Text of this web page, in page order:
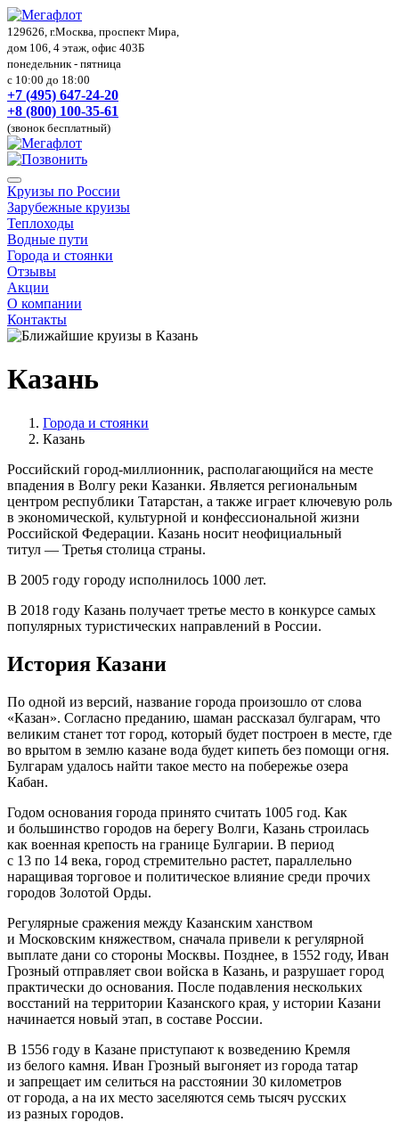
129626, г.Москва, проспект Мира,
дом 106, 4 этаж, офис 403Б
понедельник - пятница
с 10:00 до 18:00
+7 (495) 647-24-20
+8 (800) 100-35-61
(звонок бесплатный)
Круизы по России
Зарубежные круизы
Теплоходы
Водные пути
Города и стоянки
Отзывы
Акции
О компании
Контакты
Казань
Города и стоянки
Казань
Российский город-миллионник, располагающийся на месте
впадения в Волгу реки Казанки. Является региональным
центром республики Татарстан, а также играет ключевую роль
в экономической, культурной и конфессиональной жизни
Российской Федерации. Казань носит неофициальный
титул — Третья столица страны.
В 2005 году городу исполнилось 1000 лет.
В 2018 году Казань получает третье место в конкурсе самых
популярных туристических направлений в России.
История Казани
По одной из версий, название города произошло от слова
«Казан». Согласно преданию, шаман рассказал булгарам, что
великим станет тот город, который будет построен в месте, где
во врытом в землю казане вода будет кипеть без помощи огня.
Булгарам удалось найти такое место на побережье озера
Кабан.
Годом основания города принято считать 1005 год. Как
и большинство городов на берегу Волги, Казань строилась
как военная крепость на границе Булгарии. В период
с 13 по 14 века, город стремительно растет, параллельно
наращивая торговое и политическое влияние среди прочих
городов Золотой Орды.
Регулярные сражения между Казанским ханством
и Московским княжеством, сначала привели к регулярной
выплате дани со стороны Москвы. Позднее, в 1552 году, Иван
Грозный отправляет свои войска в Казань, и разрушает город
практически до основания. После подавления нескольких
восстаний на территории Казанского края, у истории Казани
начинается новый этап, в составе России.
В 1556 году в Казане приступают к возведению Кремля
из белого камня. Иван Грозный выгоняет из города татар
и запрещает им селиться на расстоянии 30 километров
от города, а на их место заселяются семь тысяч русских
из разных городов.